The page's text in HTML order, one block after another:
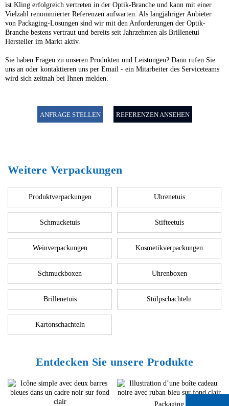
ist Kling erfolgreich vertreten in der Optik-Branche und kann mit einer
Vielzahl renommierter Referenzen aufwarten. Als langjähriger Anbieter
von Packaging-Lösungen sind wir mit den Anforderungen der Optik-
Branche bestens vertraut und bereits seit Jahrzehnten als Brillenetui
Hersteller im Markt aktiv.
Sie haben Fragen zu unseren Produkten und Leistungen? Dann rufen Sie
uns an oder kontaktieren uns per Email - ein Mitarbeiter des Serviceteams
wird sich zeitnah bei Ihnen melden.
ANFRAGE STELLEN REFERENZEN ANSEHEN
Weitere Verpackungen
Produktverpackungen Uhrenetuis
Schmucketuis Stifteetuis
Weinverpackungen Kosmetikverpackungen
Schmuckboxen Uhrenboxen
Brillenetuis Stülpschachteln
Kartonschachteln
Entdecken Sie unsere Produkte
Packaging